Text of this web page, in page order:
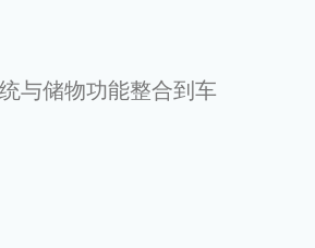
与储物功能整合到车